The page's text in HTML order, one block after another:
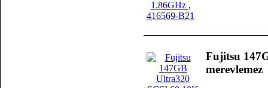
Fujitsu
merevlemez